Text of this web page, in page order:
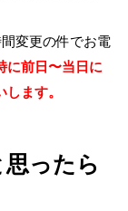
変更の件でお電
に前日〜当日に
ます。
ったら